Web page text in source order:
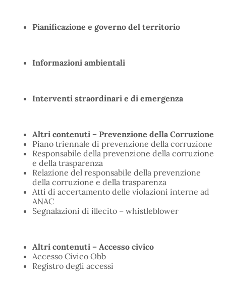
Pianificazione e governo del territorio
Informazioni ambientali
Interventi straordinari e di emergenza
Altri contenuti – Prevenzione della Corruzione
Piano triennale di prevenzione della corruzione
Responsabile della prevenzione della corruzione
e della trasparenza
Relazione del responsabile della prevenzione
della corruzione e della trasparenza
Atti di accertamento delle violazioni interne ad
ANAC
Segnalazioni di illecito – whistleblower
Altri contenuti – Accesso civico
Accesso Civico Obb
Registro degli accessi